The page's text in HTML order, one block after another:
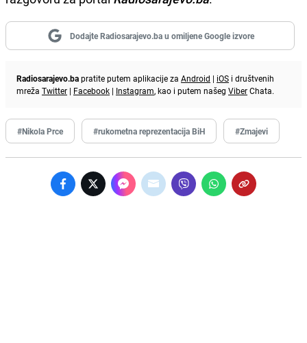
Dodajte Radiosarajevo.ba u omiljene Google izvore
Radiosarajevo.bapratite putem aplikacije za Android | iOS i društvenih
mreža Twitter | Facebook | Instagram, kao i putem našeg ViberChata.
#Nikola Prce #rukometna reprezentacija BiH #Zmajevi